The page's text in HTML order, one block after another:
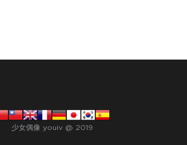
少女偶像 youiv @ 2019